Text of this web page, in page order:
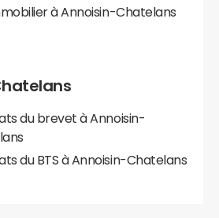
à Annoisin-Chatelans
du brevet à Annoisin-
du BTS à Annoisin-Chatelans